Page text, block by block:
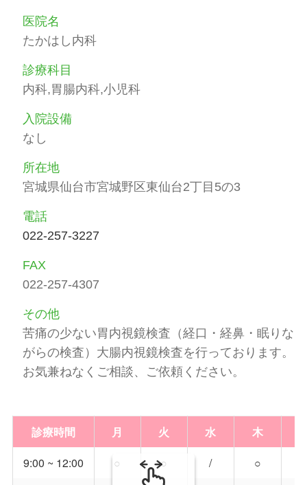
医院名
たかはし内科
診療科目
内科,胃腸内科,小児科
入院設備
なし
所在地
宮城県仙台市宮城野区東仙台2丁目5の3
電話
022-257-3227
FAX
022-257-4307
その他
苦痛の少ない胃内視鏡検査（経口・経鼻・眠りな
がらの検査）大腸内視鏡検査を行っております。
お気兼ねなくご相談、ご依頼ください。
診療時間 月 火 水 木
9:00 ~ 12:00
○ ○ / ○